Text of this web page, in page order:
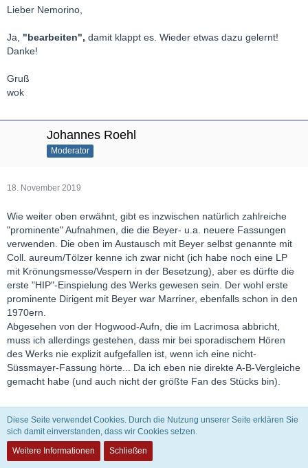
freuen
! Gestern hatte es hier mal höchstens 4° - nachts um
LG Nemorino
Lieber Nemorino,
Ja, "bearbeiten", damit klappt es. Wieder etwas dazu gelernt!
Danke!
Gruß
wok
Johannes Roehl
Moderator
18. November 2019
Wie weiter oben erwähnt, gibt es inzwischen natürlich zahlreiche
"prominente" Aufnahmen, die die Beyer- u.a. neuere Fassungen
verwenden. Die oben im Austausch mit Beyer selbst genannte mit
Coll. aureum/Tölzer kenne ich zwar nicht (ich habe noch eine LP
mit Krönungsmesse/Vespern in der Besetzung), aber es dürfte die
erste "HIP"-Einspielung des Werks gewesen sein. Der wohl erste
prominente Dirigent mit Beyer war Marriner, ebenfalls schon in den
1970ern.
Abgesehen von der Hogwood-Aufn, die im Lacrimosa abbricht,
muss ich allerdings gestehen, dass mir bei sporadischem Hören
des Werks nie explizit aufgefallen ist, wenn ich eine nicht-
Süssmayer-Fassung hörte... Da ich eben nie direkte A-B-Vergleiche
gemacht habe (und auch nicht der größte Fan des Stücks bin).
Fiesco
Diese Seite verwendet Cookies. Durch die Nutzung unserer Seite erklären Sie
sich damit einverstanden, dass wir Cookies setzen.
Weitere Informationen
Schließen